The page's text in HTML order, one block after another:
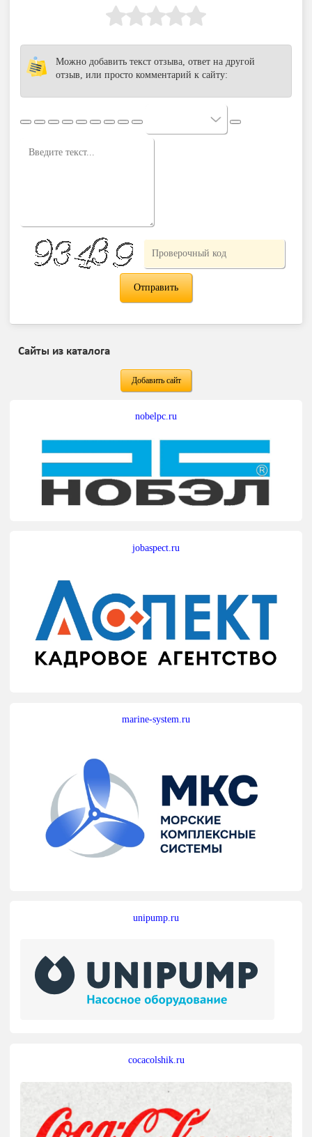
Можно добавить текст отзыва, ответ на другой
отзыв, или просто комментарий к сайту:
Сайты из каталога
Добавить сайт
nobelpc.ru
jobaspect.ru
marine-system.ru
unipump.ru
cocacolshik.ru